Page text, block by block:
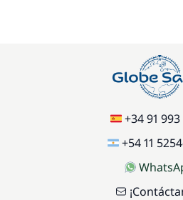
+34 91 993
+54 11